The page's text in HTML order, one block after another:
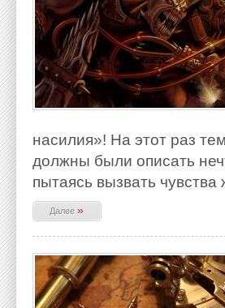
насилия»! На этот раз
должны были описать
пытаясь вызвать чувства
Далее»